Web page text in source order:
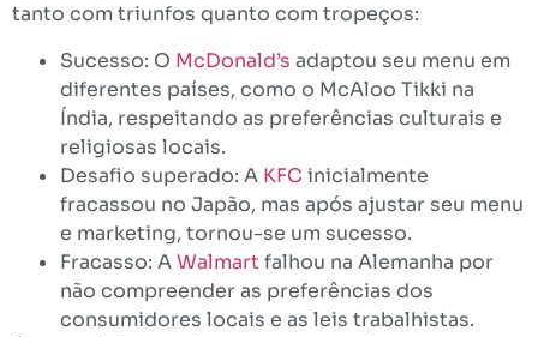
tanto com triunfos quanto com tropeços:
Sucesso: O McDonald’s adaptou seu menu em
diferentes países, como o McAloo Tikki na
Índia, respeitando as preferências culturais e
religiosas locais.
Desafio superado: A KFC inicialmente
fracassou no Japão, mas após ajustar seu menu
e marketing, tornou-se um sucesso.
Fracasso: AWalmart falhou na Alemanha por
não compreender as preferências dos
consumidores locais e as leis trabalhistas.